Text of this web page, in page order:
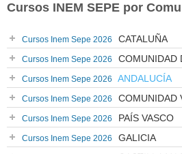
Cursos INEM SEPE por
Cursos Inem Sepe 2026 CATALUÑA
Cursos Inem Sepe 2026 COMUNIDAD
Cursos Inem Sepe 2026 ANDALUCÍA
Cursos Inem Sepe 2026 COMUNIDAD
Cursos Inem Sepe 2026 PAÍS VASCO
Cursos Inem Sepe 2026 GALICIA